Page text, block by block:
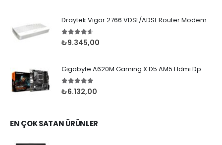
Draytek Vigor 2766 VDSL/ADSL Router Modem
4.505 üzerinden
₺9.345,00
Gigabyte A620M Gaming X D5 AM5 Hdmi Dp
5.005 üzerinden
₺6.132,00
EN ÇOK SATAN ÜRÜNLER